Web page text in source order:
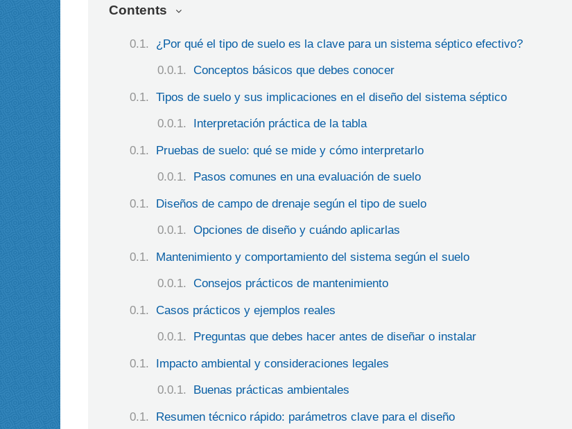
Contents
¿Por qué el tipo de suelo es la clave para un sistema séptico efectivo?
Conceptos básicos que debes conocer
Tipos de suelo y sus implicaciones en el diseño del sistema séptico
Interpretación práctica de la tabla
Pruebas de suelo: qué se mide y cómo interpretarlo
Pasos comunes en una evaluación de suelo
Diseños de campo de drenaje según el tipo de suelo
Opciones de diseño y cuándo aplicarlas
Mantenimiento y comportamiento del sistema según el suelo
Consejos prácticos de mantenimiento
Casos prácticos y ejemplos reales
Preguntas que debes hacer antes de diseñar o instalar
Impacto ambiental y consideraciones legales
Buenas prácticas ambientales
Resumen técnico rápido: parámetros clave para el diseño